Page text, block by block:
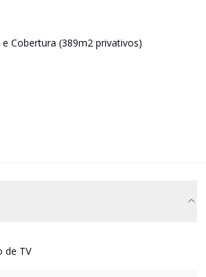
Cobertura (389m2 privativos)
de TV